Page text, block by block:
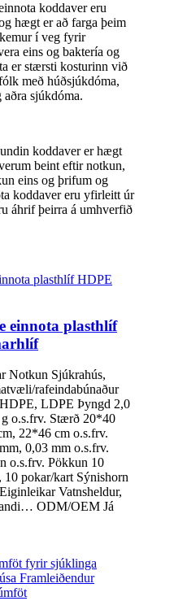
koddaver eru
hægt er að farga þeim
í veg fyrir
eins og baktería og
er stærsti kosturinn við
með húðsjúkdóma,
sjúkdóma.
koddaver er hægt
beint eftir notkun,
eins og þrifum og
koddaver eru yfirleitt úr
áhrif þeirra á umhverfið
einnota plasthlíf
Notkun Sjúkrahús,
rafeindabúnaður
LDPE Þyngd 2,0
o.s.frv. Stærð 20*40
22*46 cm o.s.frv.
0,03 mm o.s.frv.
o.s.frv. Pökkun 10
pokar/kart Sýnishorn
Vatnsheldur,
ODM/OEM Já